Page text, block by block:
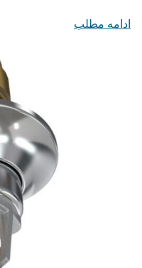
ادامه مطلب